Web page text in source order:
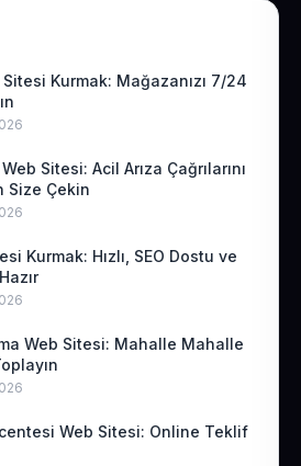
Kurmak: Mağazanızı 7/24
Sitesi: Acil Arıza Çağrılarını
Size Çekin
Kurmak: Hızlı, SEO Dostu ve
Web Sitesi: Mahalle Mahalle
Web Sitesi: Online Teklif